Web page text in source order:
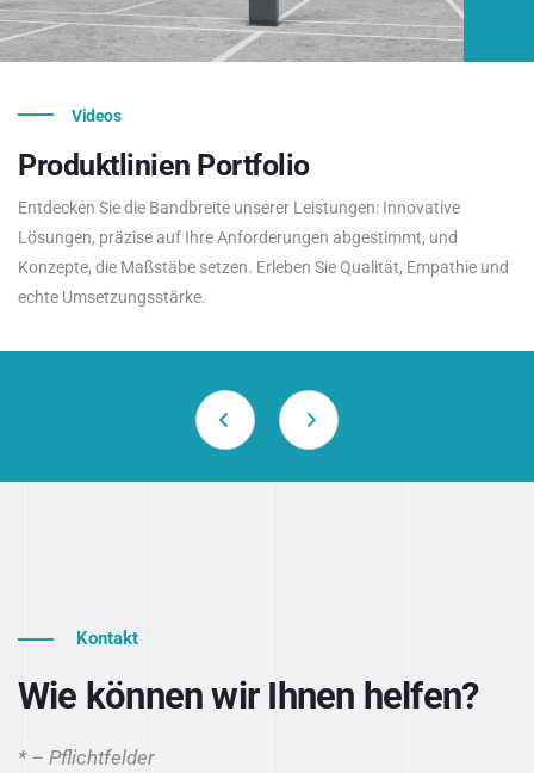
Videos
Produktlinien Portfolio
Entdecken Sie die Bandbreite unserer Leistungen: Innovative
Lösungen, präzise auf Ihre Anforderungen abgestimmt, und
Konzepte, die Maßstäbe setzen. Erleben Sie Qualität, Empathie und
echte Umsetzungsstärke.
Kontakt
Wie können wir Ihnen helfen?
* – Pflichtfelder